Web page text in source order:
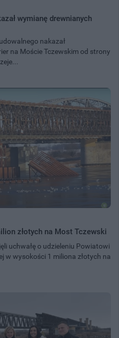
wymianę drewnianych
nakazał
na Moście Tczewskim od strony
złotych na Most Tczewski
uchwałę o udzieleniu Powiatowi
w wysokości 1 miliona złotych na